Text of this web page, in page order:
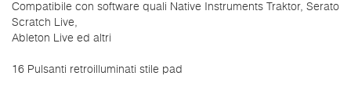
Compatibile con software quali Native Instruments Traktor, Serato
Scratch Live,
Ableton Live ed altri
16 Pulsanti retroilluminati stile pad